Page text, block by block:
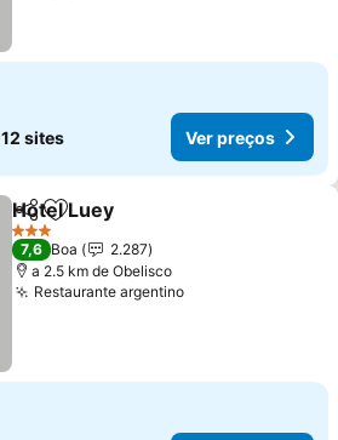
12 sites Ver preços
PartilharAdicionar aos favoritos
Hotel Luey
3 Estrelas
7,6 Boa
2.287
a 2.5 km de Obelisco
Restaurante argentinoVer preços